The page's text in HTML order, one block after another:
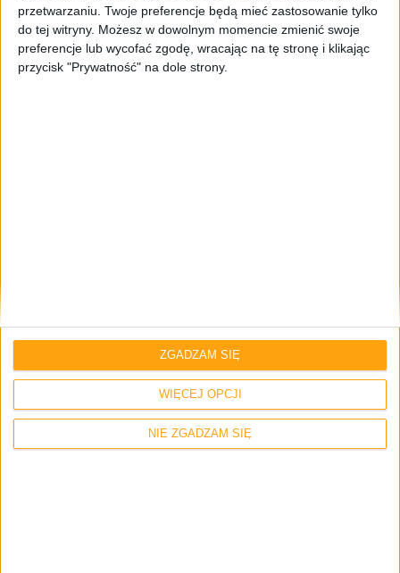
przetwarzaniu. Twoje preferencje będą mieć zastosowanie tylko
do tej witryny. Możesz w dowolnym momencie zmienić swoje
preferencje lub wycofać zgodę, wracając na tę stronę i klikając
przycisk "Prywatność" na dole strony.
WIĘCEJ OPCJI
NIE ZGADZAM SIĘ
ZGADZAM SIĘ